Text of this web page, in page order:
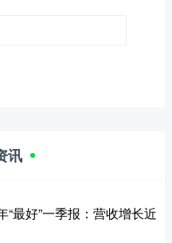
讯
最好”一季报：营收增长近